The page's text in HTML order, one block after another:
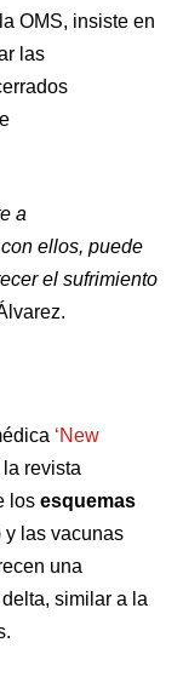
OMS, insiste en
las
a
ellos, puede
el sufrimiento
‘New
revista
los esquemas
y las vacunas
una
similar a la